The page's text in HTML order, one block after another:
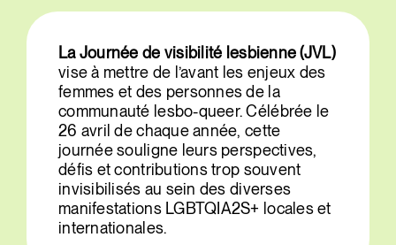
La Journée de visibilité lesbienne (JVL)
vise à mettre de l’avant les enjeux des
femmes et des personnes de la
communauté lesbo-queer. Célébrée le
26 avril de chaque année, cette
journée souligne leurs perspectives,
défis et contributions trop souvent
invisibilisés au sein des diverses
manifestations LGBTQIA2S+ locales et
internationales.